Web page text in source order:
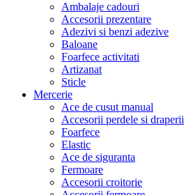
Ambalaje cadouri
Accesorii prezentare
Adezivi si benzi adezive
Baloane
Foarfece activitati
Artizanat
Sticle
Mercerie
Ace de cusut manual
Accesorii perdele si draperii
Foarfece
Elastic
Ace de siguranta
Fermoare
Accesorii croitorie